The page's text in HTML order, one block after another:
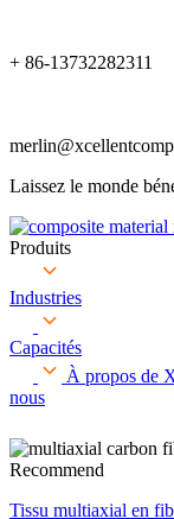
+ 86-13732282311
Laissez le monde
Produits
Industries
Capacités
À propos de
nous
Recommend
Tissu multiaxial en